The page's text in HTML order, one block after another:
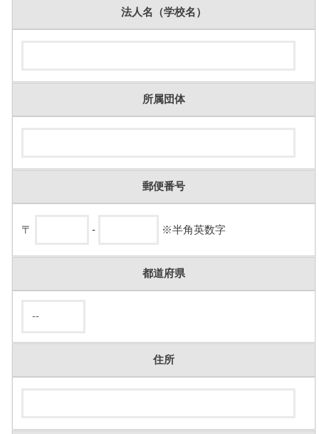
法人名（学校名）
所属団体
郵便番号
〒 - ※半角英数字
都道府県
住所